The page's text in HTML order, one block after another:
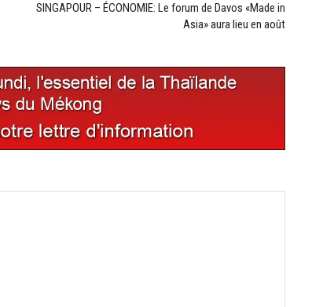
SINGAPOUR – ÉCONOMIE: Le forum de Davos «Made in
Asia» aura lieu en août